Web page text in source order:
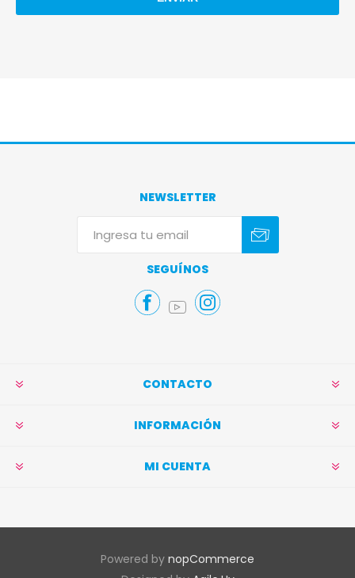
NEWSLETTER
SEGUÍNOS
CONTACTO
INFORMACIÓN
MI CUENTA
Powered by nopCommerce